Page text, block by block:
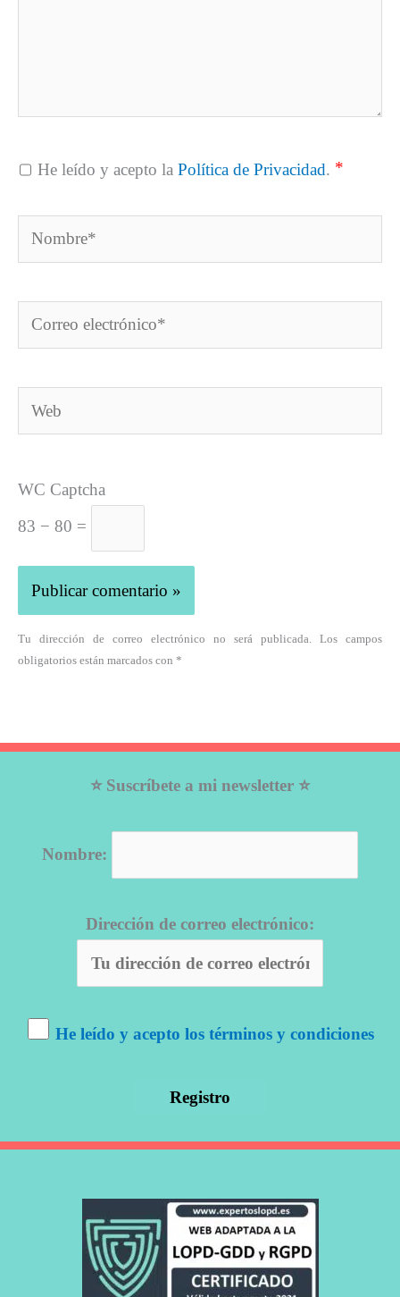
He leído y acepto la Política de Privacidad. *
Nombre*
Correo
electrónico*
Web
WC Captcha
83 − 80 =
Tu dirección de correo electrónico no será publicada. Los campos
obligatorios están marcados con *
⭐ Suscríbete a mi newsletter ⭐
Nombre:
Dirección de correo electrónico:
He leído y acepto los términos y condiciones